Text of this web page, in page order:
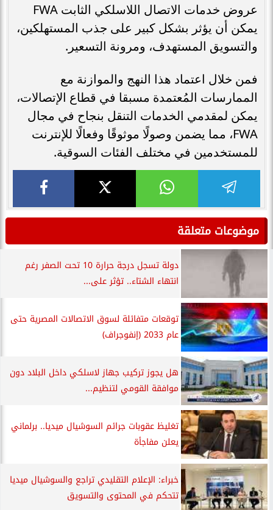
عروض خدمات الاتصال اللاسلكي الثابت FWA
يمكن أن يؤثر بشكل كبير على جذب المستهلكين،
والتسويق المستهدف، ومرونة التسعير.
فمن خلال اعتماد هذا النهج والموازنة مع
الممارسات المُعتمدة مسبقا في قطاع الإتصالات،
يمكن لمقدمي الخدمات التنقل بنجاح في مجال
FWA، مما يضمن وصولًا موثوقًا وفعالًا للإنترنت
للمستخدمين في مختلف الفئات السوقية.
موضوعات متعلقة
دولة تسجل درجة حرارة 10 تحت الصفر رغم
انتهاء الشتاء.. تؤثر على...
توقعات متفائلة لسوق الاتصالات المصرية حتى
عام 2033 (إنفوجراف)
هل يجوز تركيب جهاز لاسلكي داخل البلاد دون
موافقة القومي لتنظيم...
تغليظ عقوبات جرائم السوشيال ميديا.. برلماني
يعلن مفاجأة
خبراء: الإعلام التقليدي تراجع والسوشيال ميديا
تتحكم في المحتوى والتسويق